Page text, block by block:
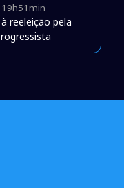
reeleição pela